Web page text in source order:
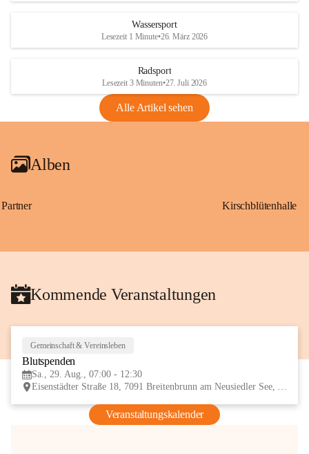
Anhang VBl. EU Nr. 18
1 Seite•1,4 MB
VBl. EU Nr. 18_2026
Wassersport
Lesezeit 1 Minute•26. März 2026
Radsport
Lesezeit 3 Minuten•27. Juli 2026
Alle Artikel sehen
Alben
Partner Kirschblütenhalle
Kommende Veranstaltungen
Gemeinschaft & Vereinsleben
Blutspenden
Sa., 29. Aug., 07:00 - 12:30
Eisenstädter Straße 18, 7091 Breitenbrunn am Neusiedler See, AUT
Veranstaltungskalender